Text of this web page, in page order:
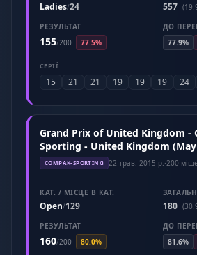
Ladies/24 557
РЕЗУЛЬТАТ
155/200 77.5%
ДО
77.9%
СЕРІЇ
15 21 21 19 19 19 24
Grand Prix of United Kingdom -
Sporting - United Kingdom (May
COMPAK-SPORTING 22 трав. 2015 р. ·200
КАТ. / МІСЦЕ В КАТ.
Open/129 180
РЕЗУЛЬТАТ
160/200 80.0%
ДО
81.6%